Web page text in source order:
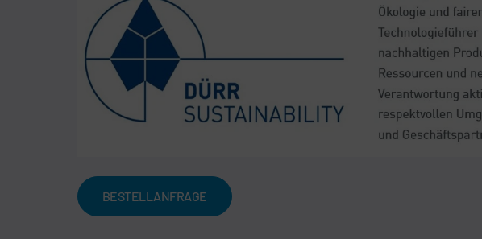
BESTELLANFRAGE